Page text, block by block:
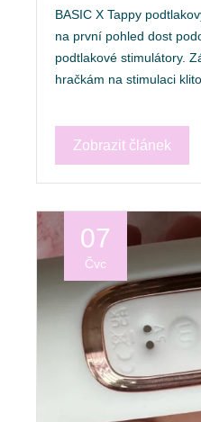
BASIC X Tappy
na první pohled dost
podtlakové stimulátory.
hračkám na stimulaci
Zobrazit článek
07
Čvc